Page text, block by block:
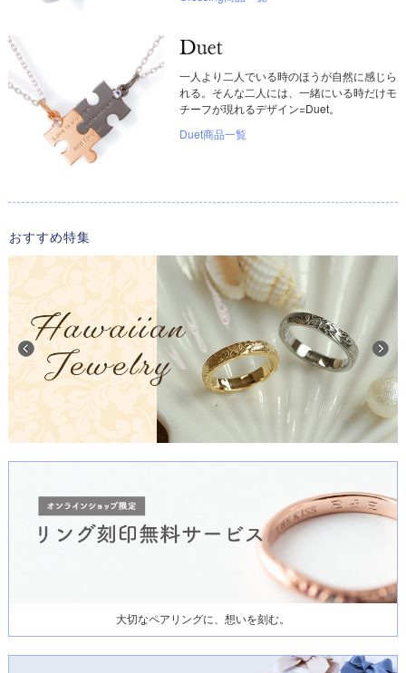
一人より二人でいる時のほうが自然に感じら
れる。そんな二人には、一緒にいる時だけモ
チーフが現れるデザイン=Duet。
Duet商品一覧
おすすめ特集
大切なペアリングに、想いを刻む。